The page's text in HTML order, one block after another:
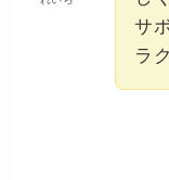
サ
ラ